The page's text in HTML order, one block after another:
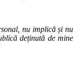
nu implică și nu
deținută de mine